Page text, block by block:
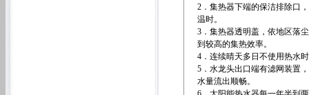
2．集热器下端的保洁排除口
温时。
3．集热器透明盖，依地区落
到较高的集热效率。
4．连续晴天多日不使用热水
5．水龙头出口端有滤网装置
水量流出顺畅。